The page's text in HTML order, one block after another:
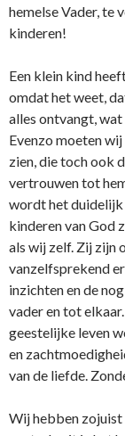
hemelse Vader, te
kinderen!
Een klein kind
omdat het weet,
alles ontvangt,
Evenzo moeten
zien, die toch ook
vertrouwen tot
wordt het duidelijk
kinderen van God
als wij zelf. Zij zijn
vanzelfsprekend
inzichten en de
vader en tot
geestelijke leven
en
van de liefde.
Wij hebben zojuist